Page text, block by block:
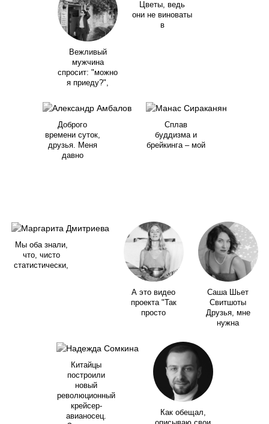
Вежливый
мужчина
спросит: "можно
я приеду?",
Цветы, ведь
они не виноваты
в
Доброго
времени суток,
друзья. Меня
давно
Сплав
буддизма и
брейкинга – мой
Мы оба знали,
что, чисто
статистически,
А это видео
проекта "Так
просто
Саша Шьет
Свитшоты
Друзья, мне
нужна
Китайцы
построили
новый
революционный
крейсер-
авианосец.
Как обещал,